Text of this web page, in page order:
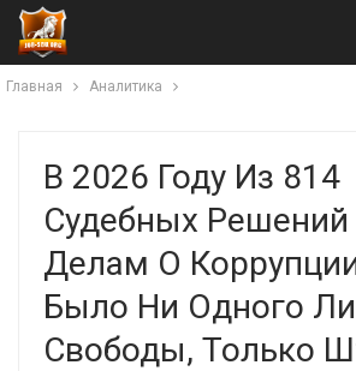
Главная Аналитика
В 2026 Году Из 814
Судебных
Делам О
Было Ни Одного
Свободы, Только